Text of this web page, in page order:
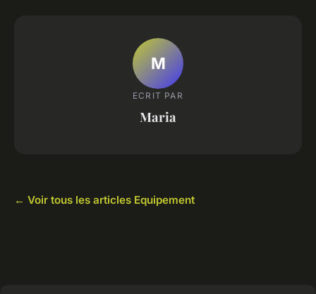
M
ECRIT PAR
Maria
← Voir tous les articles Equipement